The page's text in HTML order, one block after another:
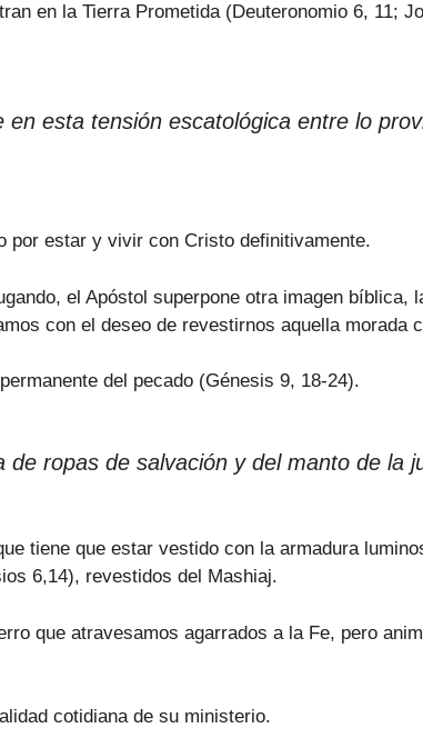
en la Tierra Prometida (Deuteronomio 6, 11;
esta tensión escatológica entre lo
por estar y vivir con Cristo definitivamente.
el Apóstol superpone otra imagen
con el deseo de revestirnos aquella morada
del pecado (Génesis 9, 18-24).
ropas de salvación y del manto de la
tiene que estar vestido con la armadura
6,14), revestidos del Mashiaj.
que atravesamos agarrados a la Fe, pero
cotidiana de su ministerio.